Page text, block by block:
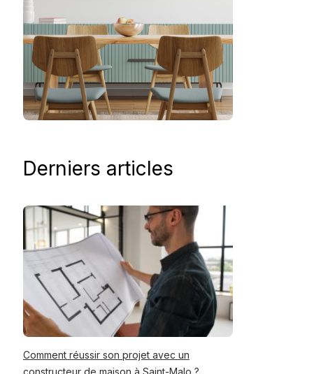
Derniers articles
Comment réussir son projet avec un
constructeur de maison à Saint-Malo ?